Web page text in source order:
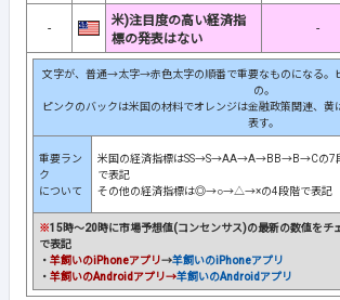
-
米)注目度の高い経済指
標の発表はない
-
文字が、普通→太字→赤色太字の順番で重要なものになる。
の。
ピンクのバックは米国の材料でオレンジは金融政策関連、黄
表す。
重要ラン
ク
について
米国の経済指標はSS→S→AA→A→BB→B→Cの7
で表記
その他の経済指標は◎→○→△→×の4段階で表記
※15時～20時に市場予想値(コンセンサス)の最新の数値をチ
で表記
・ 羊飼いのiPhoneアプリ→羊飼いのiPhoneアプリ
・ 羊飼いのAndroidアプリ→羊飼いのAndroidアプリ